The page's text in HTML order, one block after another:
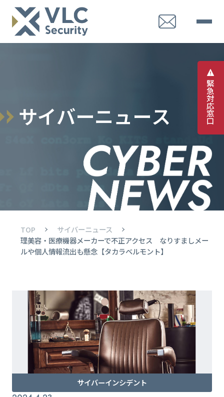
緊
急
対
応
窓
口
サイバーニュース
TOP
サイバーニュース
理美容・医療機器メーカーで不正アクセス なりすましメー
ルや個人情報流出も懸念【タカラベルモント】
サイバーインシデント